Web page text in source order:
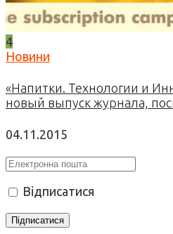
4
Новини
«Напитки. Технологии и
новый выпуск журнала,
04.11.2015
Відписатися